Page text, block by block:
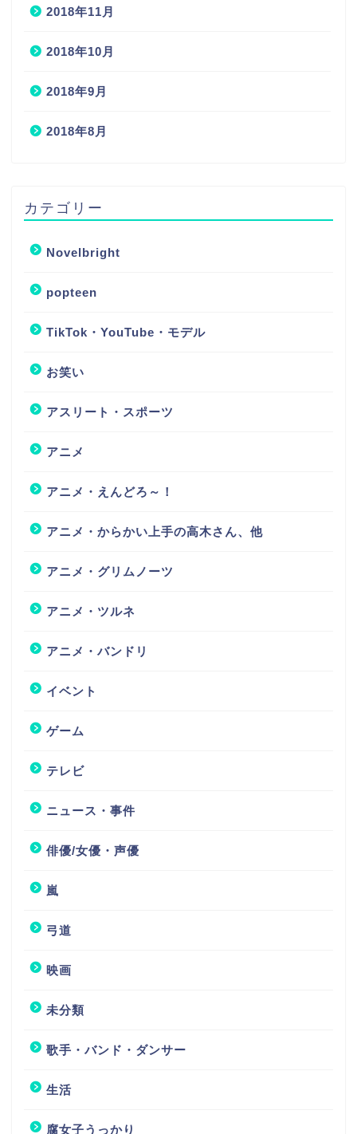
2018年11月
2018年10月
2018年9月
2018年8月
カテゴリー
Novelbright
popteen
TikTok・YouTube・モデル
お笑い
アスリート・スポーツ
アニメ
アニメ・えんどろ～！
アニメ・からかい上手の高木さん、他
アニメ・グリムノーツ
アニメ・ツルネ
アニメ・バンドリ
イベント
ゲーム
テレビ
ニュース・事件
俳優/女優・声優
嵐
弓道
映画
未分類
歌手・バンド・ダンサー
生活
腐女子うっかり